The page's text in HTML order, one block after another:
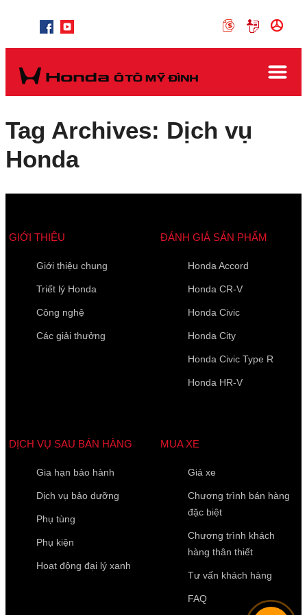
Tag Archives: Dịch vụ
Honda
GIỚI THIỆU
Giới thiệu chung
Triết lý Honda
Công nghệ
Các giải thưởng
ĐÁNH GIÁ SẢN PHẨM
Honda Accord
Honda CR-V
Honda Civic
Honda City
Honda Civic Type R
Honda HR-V
DỊCH VỤ SAU BÁN HÀNG
Gia hạn bảo hành
Dịch vụ bảo dưỡng
Phụ tùng
Phụ kiện
Hoạt động đại lý xanh
MUA XE
Giá xe
Chương trình bán hàng
đặc biệt
Chương trình khách
hàng thân thiết
Tư vấn khách hàng
FAQ
Các trường được đánh dấu*là bắt buộc
Loại xe muốn báo giá
Điện thoại di động*
10 của 10 Ký tự còn lại